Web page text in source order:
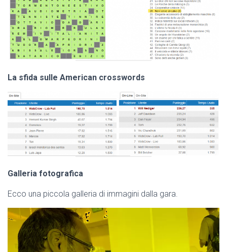
La sfida sulle American crosswords
Galleria fotografica
Ecco una piccola galleria di immagini dalla gara.